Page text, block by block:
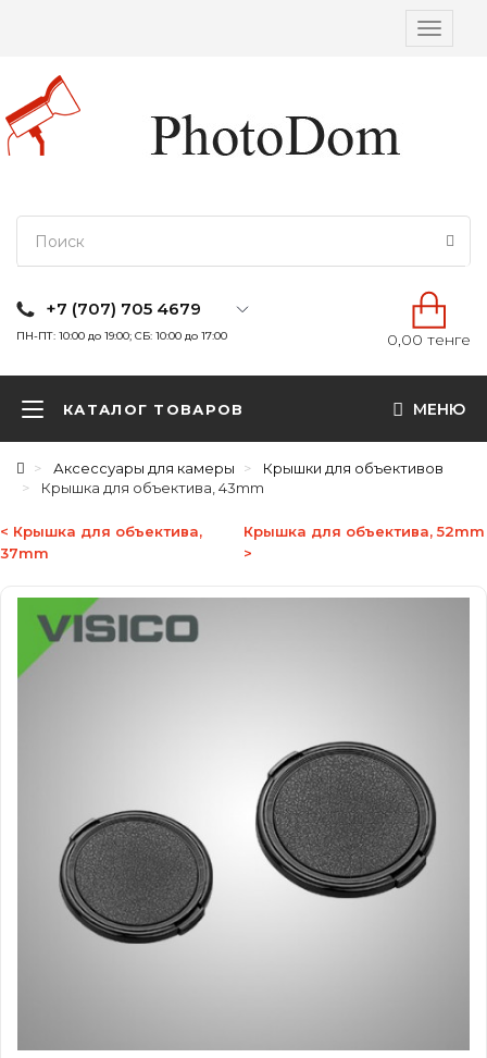
Вкл/
+7 (707) 705 4679
ПН-ПТ: 10:00 до 19:00; СБ: 10:00 до 17:00 0,00 тенге
КАТАЛОГ ТОВАРОВ МЕНЮ
Аксессуары для камеры
Крышки для объективов
Крышка для объектива, 43mm
< Крышка для объектива,
37mm
Крышка для объектива, 52mm
>